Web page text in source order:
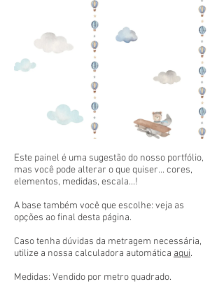
Este painel é uma sugestão do nosso portfólio,
mas você pode alterar o que quiser... cores,
elementos, medidas, escala...!
A base também você que escolhe: veja as
opções ao final desta página.
Caso tenha dúvidas da metragem necessária,
utilize a nossa calculadora automática aqui.
Medidas: Vendido por metro quadrado.